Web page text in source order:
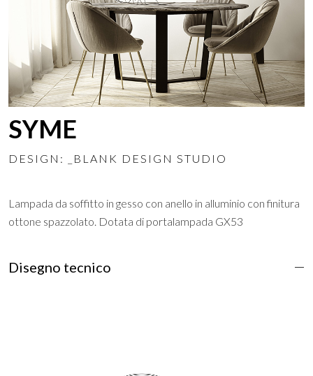
SYME
DESIGN: _BLANK DESIGN STUDIO
Lampada da soffitto in gesso con anello in alluminio con finitura
ottone spazzolato. Dotata di portalampada GX53
Disegno tecnico